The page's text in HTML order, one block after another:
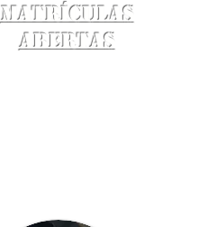
Matrículas
Abertas